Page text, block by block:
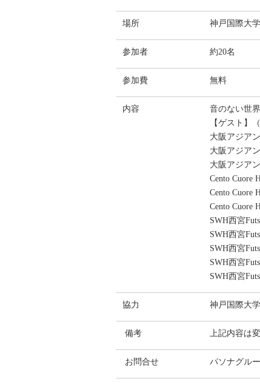
場所 神戸国際大
参加者 約20名
参加費 無料
内容
音のない世
【ゲスト】
大阪アジア
大阪アジア
大阪アジア
Cento Cuore
Cento Cuore
Cento Cuore
SWH西宮
SWH西宮
SWH西宮
SWH西宮
SWH西宮
協力 神戸国際大
備考 上記内容は
お問合せ パソナグル